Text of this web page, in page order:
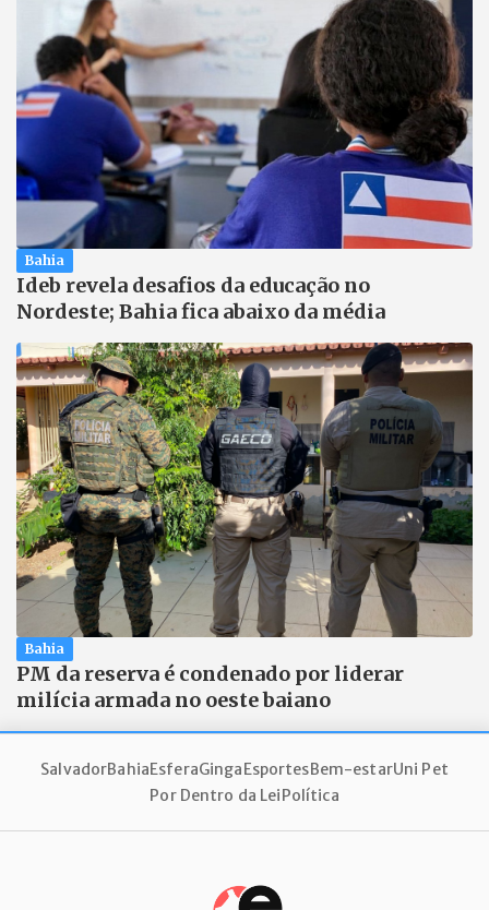
Bahia
Ideb revela desafios da educação no
Nordeste; Bahia fica abaixo da média
Bahia
PM da reserva é condenado por liderar
milícia armada no oeste baiano
SalvadorBahiaEsferaGingaEsportesBem-estarUni Pet
Por Dentro da LeiPolítica